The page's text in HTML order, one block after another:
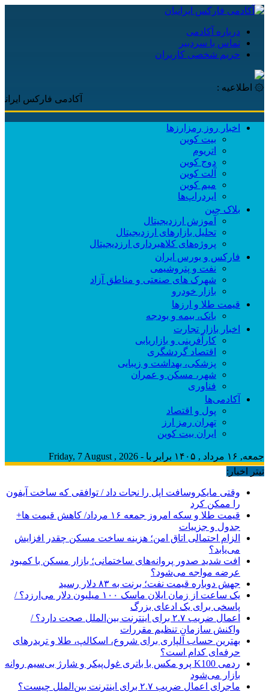
درباره آکادمی
تماس با سردبیر
حریم شخصی کاربران
۞ اطلاعیه :
آکادمی فارکس ایرانیان،
اخبار روز رمزارزها
بیت کوین
اتریوم
دوج کوین
آلت کوین
میم کوین‌
ایردراپ‌ها
بلاک چین
آموزش ارزدیجیتال
تحلیل بازارهای ارزدیجیتال
پروژه‌های کلاهبرداری ارزدیجیتال
فارکس و بورس ایران
نفت و پتروشیمی
شهرک های صنعتی و مناطق آزاد
بازار خودرو
قیمت طلا و ارزها
بانک، بیمه و بودجه
اخبار بازار تجارت
کارآفرینی و بازاریابی
اقتصاد گردشگری
پزشکی، بهداشت و زیبایی
شهر، مسکن و عمران
فناوری
آکادمی‌ها
پول و اقتصاد
تهران رمز ارز
ایران بیت کوین
جمعه, ۱۶ مرداد , ۱۴۰۵ برابر با - Friday, 7 August , 2026
تیتر اخبار:
وقتی مایکروسافت اپل را نجات داد / توافقی که ساخت آیفون
را ممکن کرد
قیمت طلا و سکه امروز جمعه ۱۶ مرداد/ کاهش قیمت ها+
جدول و جزییات
الزام احتمالی اتاق امن؛ هزینه ساخت مسکن چقدر افزایش
می‌یابد؟
افت شدید صدور پروانه‌های ساختمانی؛ بازار مسکن با کمبود
عرضه مواجه می‌شود؟
جهش دوباره قیمت نفت؛ برنت به ۸۳ دلار رسید
یک ساعت از زمان ایلان ماسک ۱۰۰ میلیون دلار می‌ارزد؟ /
پاسخی برای یک ادعای بزرگ
اعمال ضریب ۲.۷ برای اینترنت بین‌الملل صحت دارد؟ /
واکنش سازمان تنظیم مقررات
بهترین حساب آلپاری برای شروع، اسکالپ، طلا و تریدرهای
حرفه‌ای کدام است؟
ردمی K100 پرو مکس با باتری غول‌پیکر و شارژ بی‌سیم روانه
بازار می‌شود
ماجرای اعمال ضریب ۲.۷ برای اینترنت بین‌الملل چیست؟